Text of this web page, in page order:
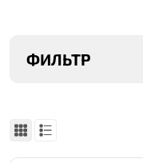
ФИЛЬТР